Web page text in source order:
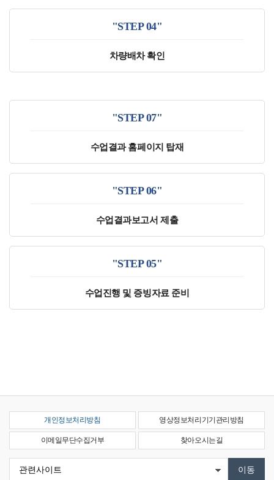
"STEP 04"
차량배차 확인
"STEP 07"
수업결과 홈페이지 탑재
"STEP 06"
수업결과보고서 제출
"STEP 05"
수업진행 및 증빙자료 준비
개인정보처리방침 영상정보처리기기관리방침
이메일무단수집거부 찾아오시는길